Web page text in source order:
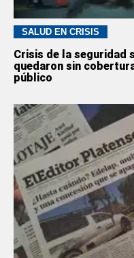
SALUD EN CRISIS
Crisis de la seguridad
quedaron sin
público